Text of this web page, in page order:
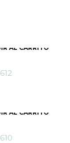
AL CARRITO
AL CARRITO